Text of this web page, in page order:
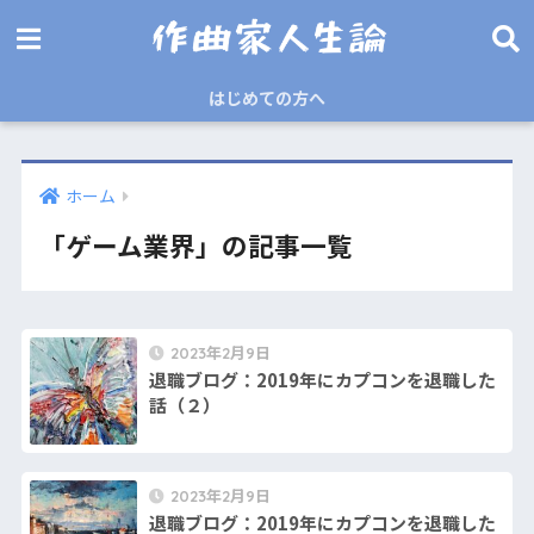
はじめての方へ
ホーム
「ゲーム業界」の記事一覧
2023年2月9日
退職ブログ：2019年にカプコンを退職した
話（２）
2023年2月9日
退職ブログ：2019年にカプコンを退職した